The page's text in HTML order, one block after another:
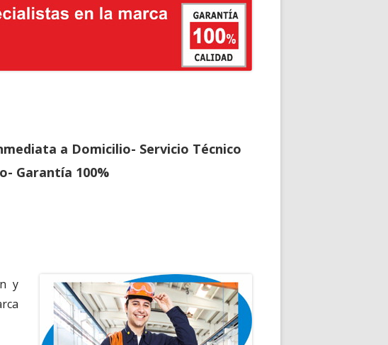
a Domicilio- Servicio Técnico
Garantía 100%
y